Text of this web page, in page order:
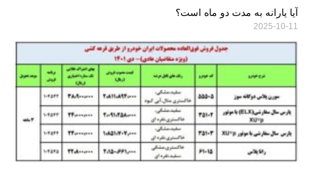
آیا یارانه به مدت دو ماه است؟
2025-10-11